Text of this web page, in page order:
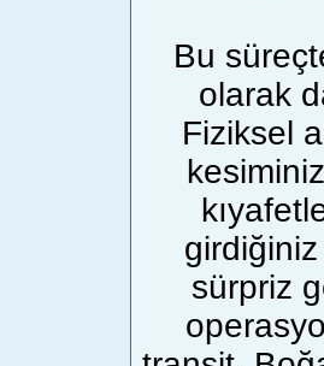
Bu
olarak
Fiziksel
sürpriz